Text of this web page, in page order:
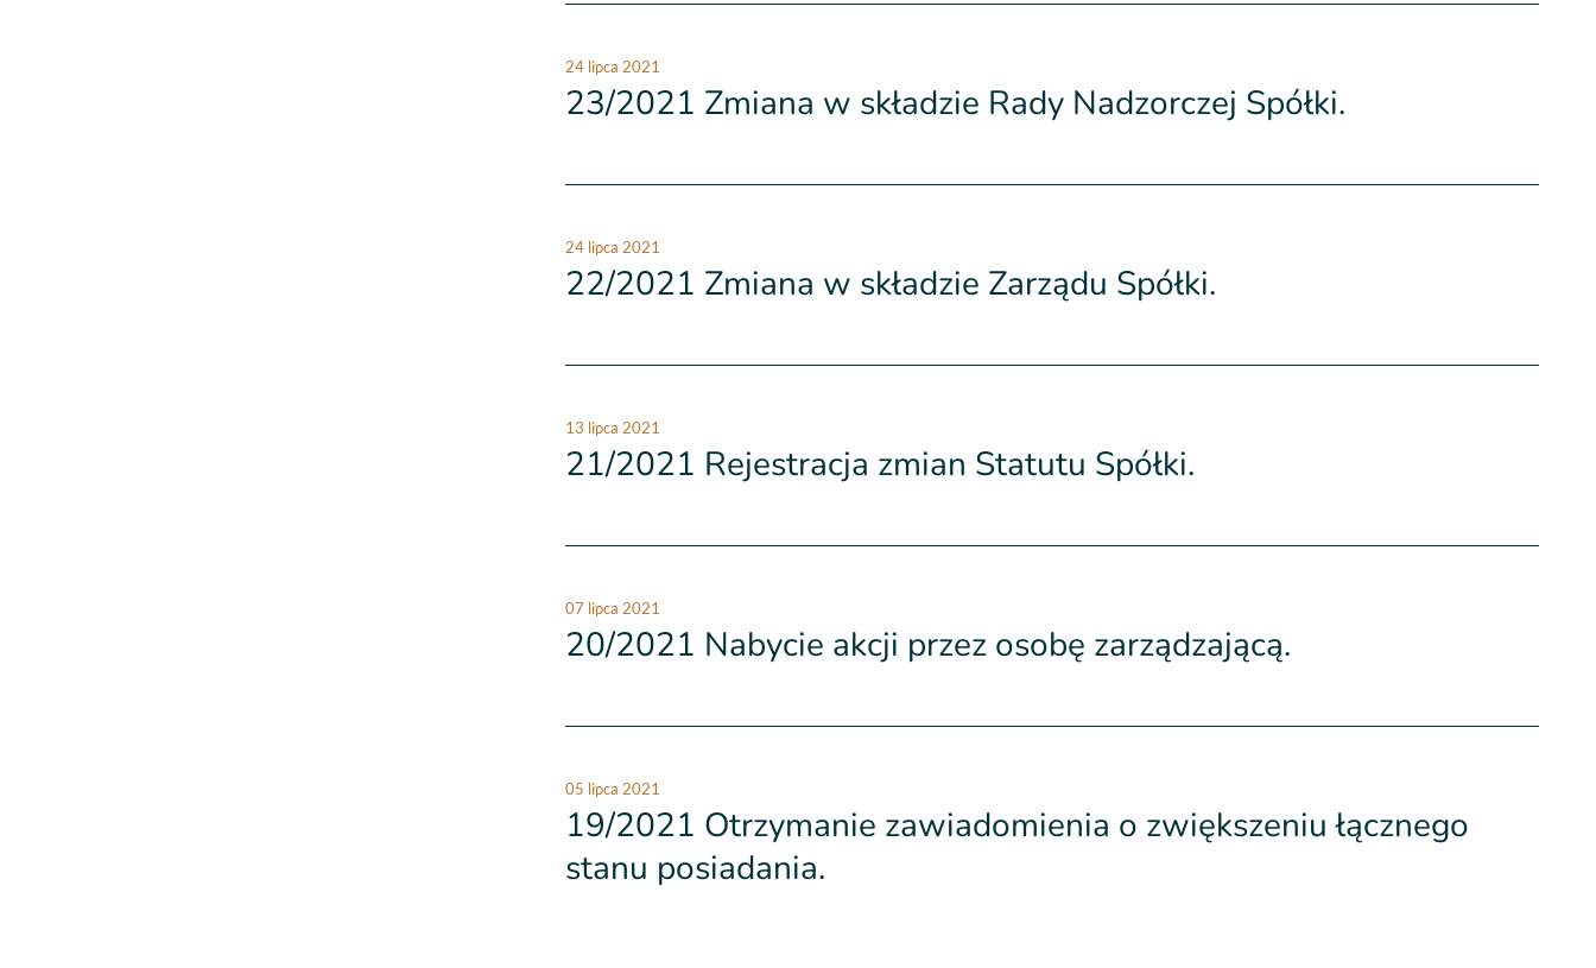
24 lipca 2021
23/2021 Zmiana w składzie Rady Nadzorczej Spółki.
24 lipca 2021
22/2021 Zmiana w składzie Zarządu Spółki.
13 lipca 2021
21/2021 Rejestracja zmian Statutu Spółki.
07 lipca 2021
20/2021 Nabycie akcji przez osobę zarządzającą.
05 lipca 2021
19/2021 Otrzymanie zawiadomienia o zwiększeniu łącznego
stanu posiadania.